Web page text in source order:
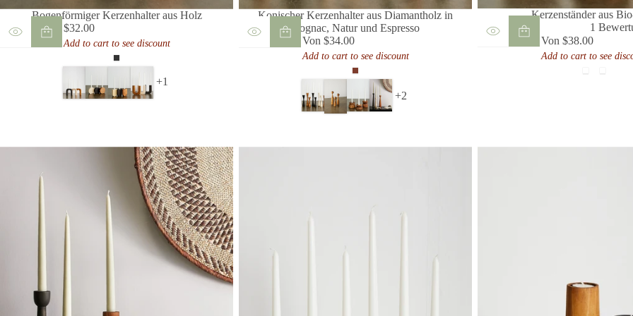
Bogenförmiger Kerzenhalter aus Holz
Regulärer
Preis
$32.00
Add to cart to see discount
Espresso
+1
Konischer Kerzenhalter aus Diamantholz in
Cognac, Natur und Espresso
Regulärer
Preis
Von $34.00
Add to cart to see discount
Cognac
+2
Kerzenständer aus
1
Regulärer
Preis
Von $38.00
Add to cart to see